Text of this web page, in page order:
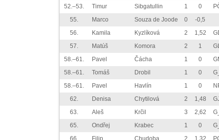
52.–53.
Timur Sibgatullin 1 0
55.
Marco Souza de Joode 0
-0,5
56.
Kamila Kyzlíková 2 1,52
57.
Matúš Komora 2 1
58.–61.
Pavel Čácha 1 0
58.–61.
Tomáš Drobil 1 0
58.–61.
Pavel Havlín 1 0
62.
Denisa Chytilová 2 1,48
63.
Aleš Krčil 3 2,62
65.
Ondřej Krabec 1 0
66.
Filip Chudoba 2 1,32